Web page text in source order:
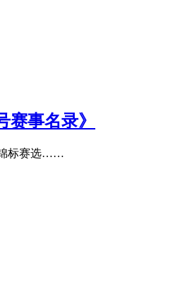
事名录》
锦标赛选……